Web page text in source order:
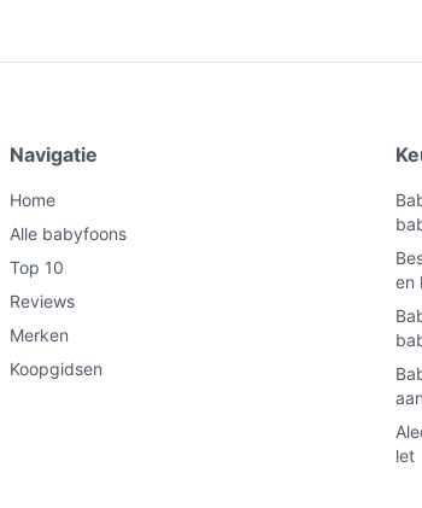
Navigatie
Home
Alle babyfoons
Top 10
Reviews
Merken
Koopgidsen
en
let